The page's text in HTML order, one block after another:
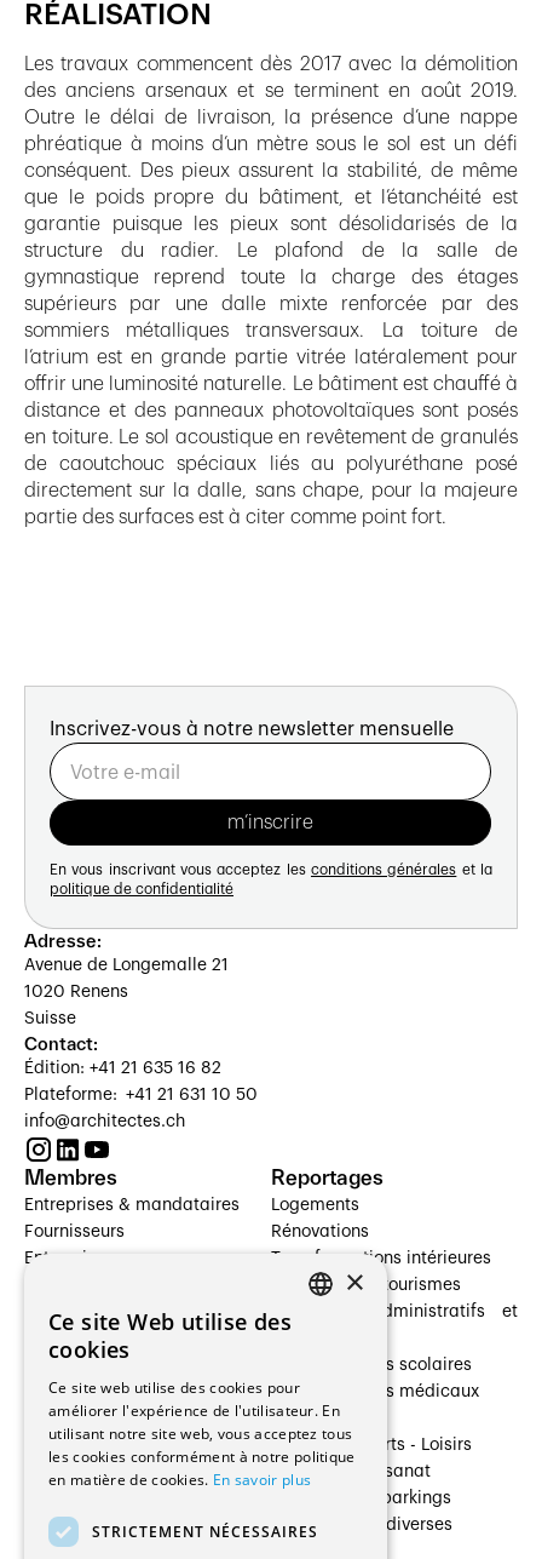
RÉALISATION
Les travaux commencent dès 2017 avec la démolition
des anciens arsenaux et se terminent en août 2019.
Outre le délai de livraison, la présence d’une nappe
phréatique à moins d’un mètre sous le sol est un défi
conséquent. Des pieux assurent la stabilité, de même
que le poids propre du bâtiment, et l’étanchéité est
garantie puisque les pieux sont désolidarisés de la
structure du radier. Le plafond de la salle de
gymnastique reprend toute la charge des étages
supérieurs par une dalle mixte renforcée par des
sommiers métalliques transversaux. La toiture de
l’atrium est en grande partie vitrée latéralement pour
offrir une luminosité naturelle. Le bâtiment est chauffé à
distance et des panneaux photovoltaïques sont posés
en toiture. Le sol acoustique en revêtement de granulés
de caoutchouc spéciaux liés au polyuréthane posé
directement sur la dalle, sans chape, pour la majeure
partie des surfaces est à citer comme point fort.
Inscrivez-vous à notre newsletter mensuelle
En vous inscrivant vous acceptez les conditions générales et la
politique de confidentialité
Adresse:
Avenue de Longemalle 21
1020 Renens
Suisse
Contact:
Édition: +41 21 635 16 82
Plateforme: +41 21 631 10 50
info@architectes.ch
Membres
Entreprises & mandataires
Fournisseurs
Entreprises
Architectes paysagistes
Architectes d'intérieur
Entreprises générales
Ingénieurs et mandataires
Fabricants / Fournisseurs
Régies immobilières
Gestion PPE
Reportages
Logements
Rénovations
Transformations intérieures
Hôtelleries et tourismes
Bâtiments administratifs et
Établissements scolaires
Établissements médicaux
Villas
Cultures - Sports - Loisirs
Industrie - Artisanat
Transports et parkings
Constructions diverses
×
Ce site Web utilise des
cookies
Ce site web utilise des cookies pour
améliorer l'expérience de l'utilisateur. En
utilisant notre site web, vous acceptez tous
les cookies conformément à notre politique
en matière de cookies. En savoir plus
STRICTEMENT NÉCESSAIRES